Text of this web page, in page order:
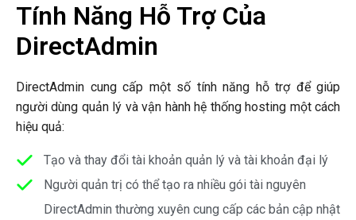
Tính Năng Hỗ Trợ Của
DirectAdmin
DirectAdmin cung cấp một số tính năng hỗ trợ để giúp
người dùng quản lý và vận hành hệ thống hosting một cách
hiệu quả:
Tạo và thay đổi tài khoản quản lý và tài khoản đại lý
Người quản trị có thể tạo ra nhiều gói tài nguyên
DirectAdmin thường xuyên cung cấp các bản cập nhật